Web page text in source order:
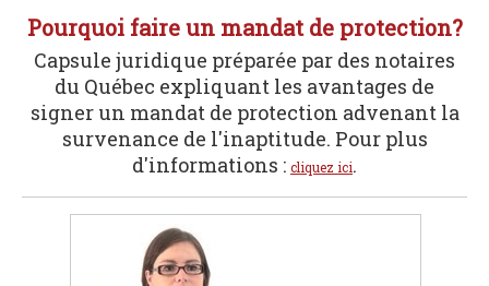
Pourquoi faire un mandat de protection?
Capsule juridique préparée par des notaires
du Québec expliquant les avantages de
signer un mandat de protection advenant la
survenance de l'inaptitude. Pour plus
d'informations : cliquez ici.